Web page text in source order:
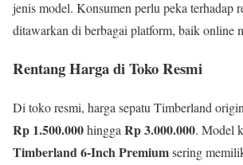
jenis model. Konsumen perlu peka terhadap
ditawarkan di berbagai platform, baik online
Rentang Harga di Toko Resmi
Di toko resmi, harga sepatu Timberland
Rp 1.500.000hingga Rp 3.000.000. Model
Timberland 6-Inch Premiumsering